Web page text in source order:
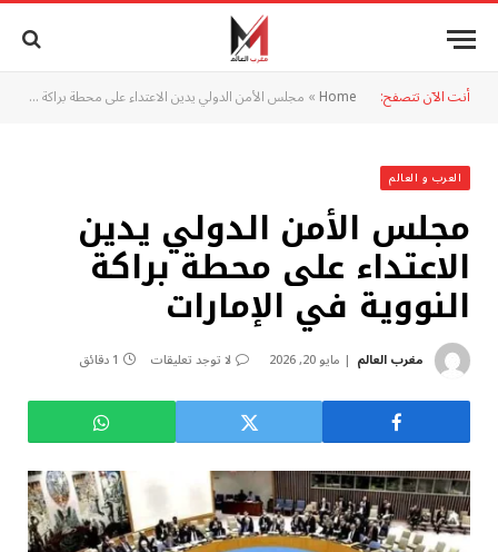
أنت الآن تتصفح: Home
» مجلس الأمن الدولي يدين الاعتداء على محطة براكة النووية في الإمارات
العرب و العالم
مجلس الأمن الدولي يدين
الاعتداء على محطة براكة
النووية في الإمارات
مغرب العالم مايو 20, 2026 لا توجد تعليقات 1 دقائق